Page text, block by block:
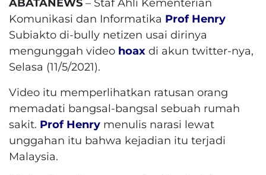
ABATANEWS – Staf Ahli Kementerian
Komunikasi dan Informatika Prof Henry
Subiakto di-bully netizen usai dirinya
mengunggah video hoax di akun twitter-nya,
Selasa (11/5/2021).
Video itu memperlihatkan ratusan orang
memadati bangsal-bangsal sebuah rumah
sakit. Prof Henry menulis narasi lewat
unggahan itu bahwa kejadian itu terjadi
Malaysia.